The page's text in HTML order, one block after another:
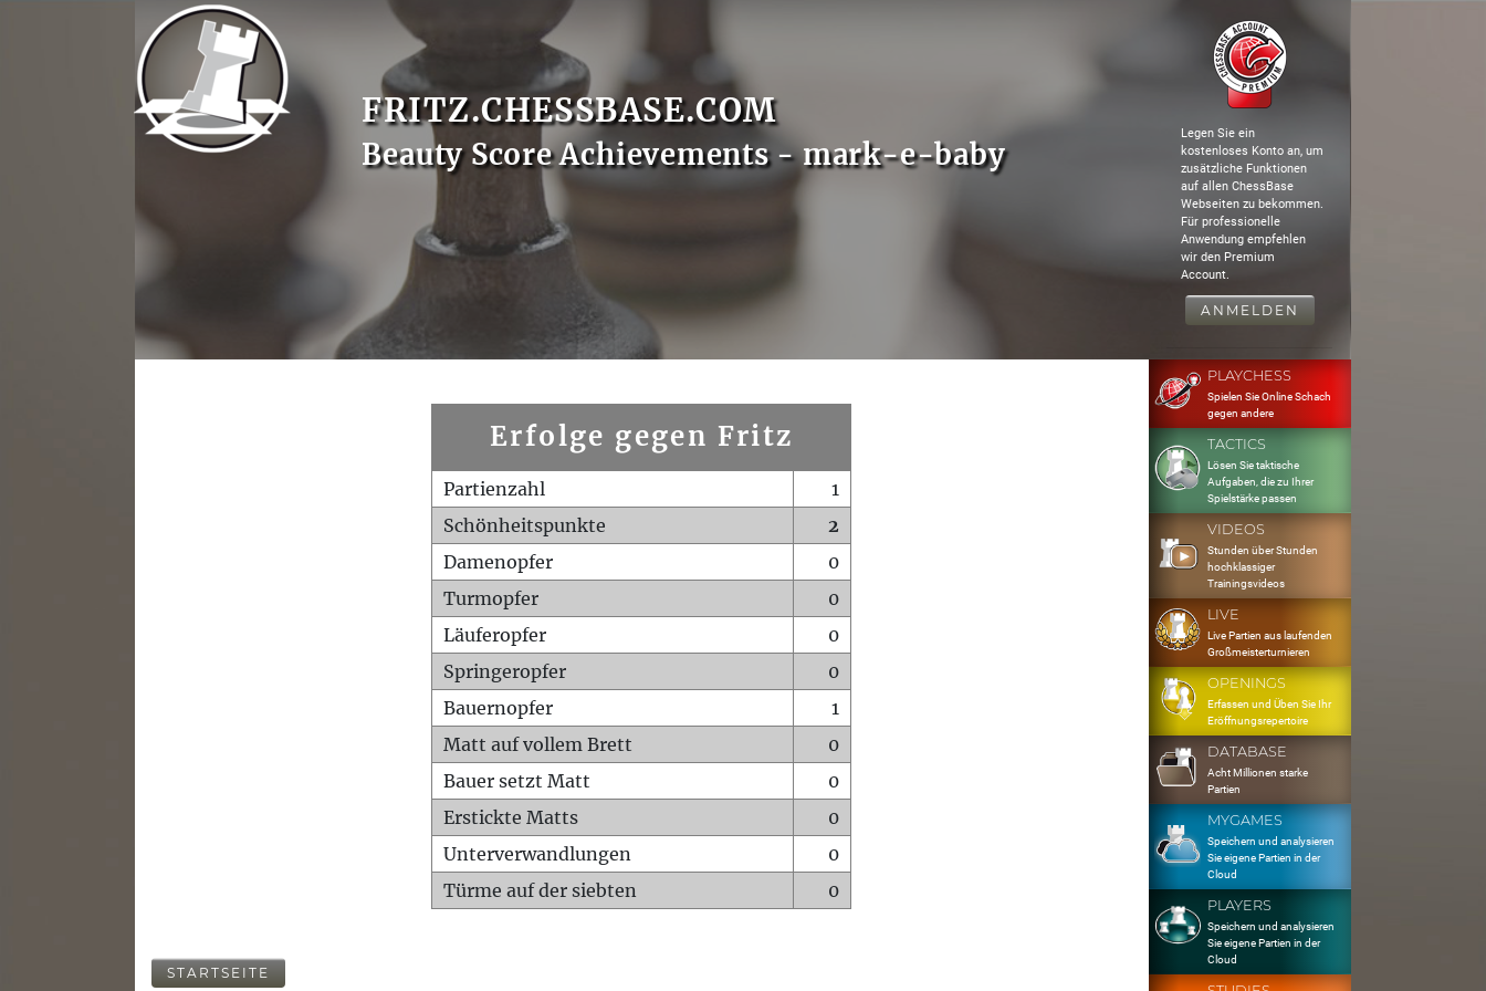
FRITZ.CHESSBASE.COM
Beauty Score Achievements - mark-e-baby
Legen Sie ein
kostenloses Konto an, um
zusätzliche Funktionen
auf allen ChessBase
Webseiten zu bekommen.
Für professionelle
Anwendung empfehlen
wir den Premium
Account.
ANMELDEN
Erfolge gegen Fritz
Partienzahl
1
Schönheitspunkte
2
Damenopfer
0
Turmopfer
0
Läuferopfer
0
Springeropfer
0
Bauernopfer
1
Matt auf vollem Brett
0
Bauer setzt Matt
0
Erstickte Matts
0
Unterverwandlungen
0
Türme auf der siebten
0
STARTSEITE
PLAYCHESS
Spielen Sie Online Schach
gegen andere
TACTICS
Lösen Sie taktische
Aufgaben, die zu Ihrer
Spielstärke passen
VIDEOS
Stunden über Stunden
hochklassiger
Trainingsvideos
LIVE
Live Partien aus laufenden
Großmeisterturnieren
OPENINGS
Erfassen und Üben Sie Ihr
Eröffnungsrepertoire
DATABASE
Acht Millionen starke
Partien
MYGAMES
Speichern und analysieren
Sie eigene Partien in der
Cloud
PLAYERS
Speichern und analysieren
Sie eigene Partien in der
Cloud